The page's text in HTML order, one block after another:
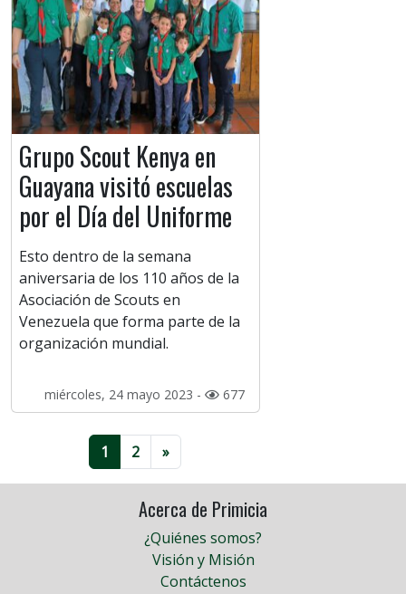
Grupo Scout Kenya en
Guayana visitó escuelas
por el Día del Uniforme
Esto dentro de la semana
aniversaria de los 110 años de la
Asociación de Scouts en
Venezuela que forma parte de la
organización mundial.
miércoles, 24 mayo 2023 - 677
1 2 »
Acerca de Primicia
¿Quiénes somos?
Visión y Misión
Contáctenos